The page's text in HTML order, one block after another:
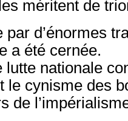
méritent de
par d’énormes
a été cernée.
nationale
le cynisme des
de